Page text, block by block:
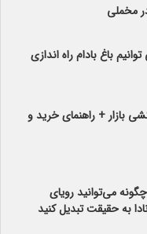
مخملی
باغ بادام راه اندازی
بازار + راهنمای خرید و
چگونه می‌توانید رویای
به حقیقت تبدیل کنید